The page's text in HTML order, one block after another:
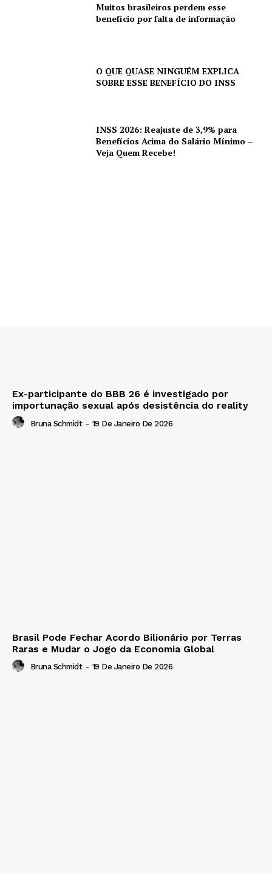
Muitos brasileiros perdem esse
benefício por falta de informação
O QUE QUASE NINGUÉM EXPLICA
SOBRE ESSE BENEFÍCIO DO INSS
INSS 2026: Reajuste de 3,9% para
Benefícios Acima do Salário Mínimo –
Veja Quem Recebe!
Ex-participante do BBB 26 é investigado por
importunação sexual após desistência do reality
Bruna Schmidt - 19 De Janeiro De 2026
Brasil Pode Fechar Acordo Bilionário por Terras
Raras e Mudar o Jogo da Economia Global
Bruna Schmidt - 19 De Janeiro De 2026